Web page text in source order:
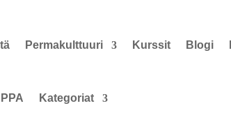
Permakulttuuri Kurssit Blogi
Kategoriat